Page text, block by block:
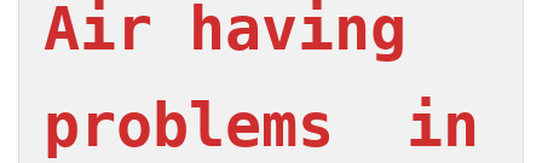
Air having
problems  in